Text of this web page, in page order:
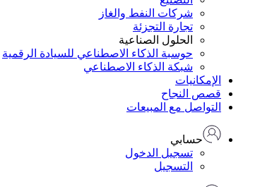
شركات النفط والغاز
تجارة التجزئة
الحلول الصناعية
حوسبة الذكاء الاصطناعي للسيادة الرقمية
شبكة الذكاء الاصطناعي
الإمكانيات
قصص النجاح
التواصل مع المبيعات
حسابي
تسجيل الدخول
التسجيل